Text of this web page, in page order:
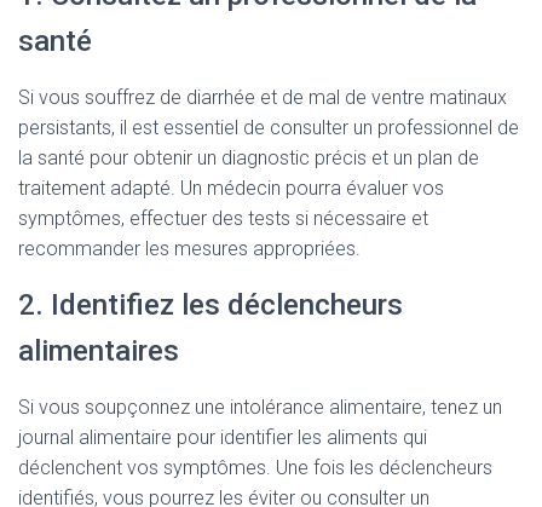
santé
Si vous souffrez de diarrhée et de mal de ventre matinaux
persistants, il est essentiel de consulter un professionnel de
la santé pour obtenir un diagnostic précis et un plan de
traitement adapté. Un médecin pourra évaluer vos
symptômes, effectuer des tests si nécessaire et
recommander les mesures appropriées.
2. Identifiez les déclencheurs
alimentaires
Si vous soupçonnez une intolérance alimentaire, tenez un
journal alimentaire pour identifier les aliments qui
déclenchent vos symptômes. Une fois les déclencheurs
identifiés, vous pourrez les éviter ou consulter un